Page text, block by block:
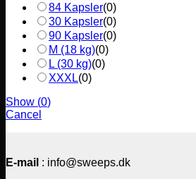
84 Kapsler(0)
30 Kapsler(0)
90 Kapsler(0)
M (18 kg)(0)
L (30 kg)(0)
XXXL(0)
Show (0)
Cancel
E-mail : info@sweeps.dk